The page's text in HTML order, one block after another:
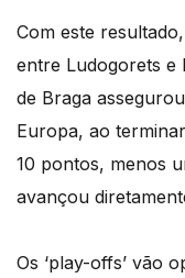
Com este
entre Ludogorets e
de Braga
Europa, ao
10 pontos, menos
avançou
Os ‘play-offs’ vão